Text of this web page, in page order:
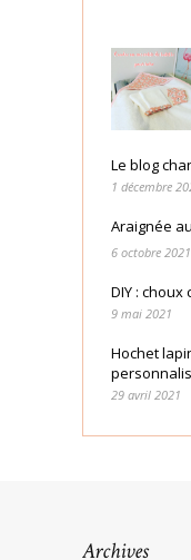
Le blog
1 décembre
Araignée
6 octobre 2021
DIY :
9 mai 2021
Hochet
29 avril 2021
Archives